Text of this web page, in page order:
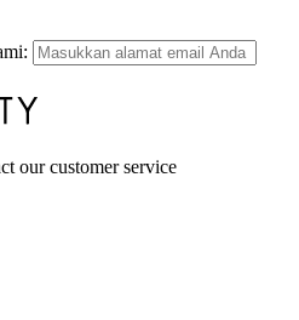
our customer service